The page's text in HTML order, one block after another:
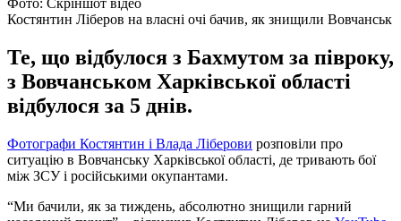
Костянтин Ліберов на власні очі бачив, як знищили Вовчанськ
Те, що відбулося з Бахмутом за півроку,
з Вовчанськом Харківської області
відбулося за 5 днів.
Фотографи Костянтин і Влада Ліберови розповіли про
ситуацію в Вовчанську Харківської області, де тривають бої
між ЗСУ і російськими окупантами.
“Ми бачили, як за тиждень, абсолютно знищили гарний